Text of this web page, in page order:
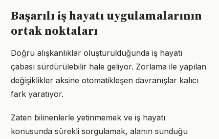
Başarılı iş hayatı uygulamalarının
ortak noktaları
Doğru alışkanlıklar oluşturulduğunda iş hayatı
çabası sürdürülebilir hale geliyor. Zorlama ile yapılan
değişiklikler aksine otomatikleşen davranışlar kalıcı
fark yaratıyor.
Zaten bilinenlerle yetinmemek ve iş hayatı
konusunda sürekli sorgulamak, alanın sunduğu